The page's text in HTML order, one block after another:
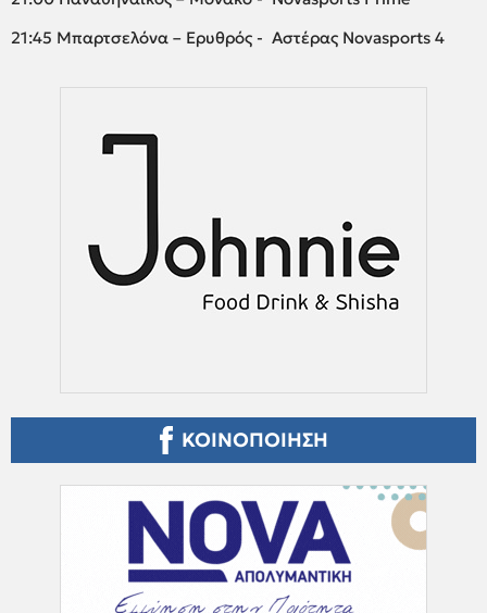
21:45 Μπαρτσελόνα – Ερυθρός - Αστέρας Novasports 4
ΚΟΙΝΟΠΟΙΗΣΗ